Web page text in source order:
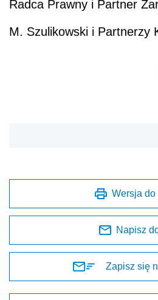
Radca Prawny i Partner
M. Szulikowski i Partnerzy
Wersja do
Napisz
Zapisz się